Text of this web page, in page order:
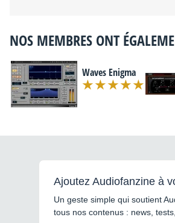
NOS MEMBRES ONT
Waves Enigma
Ajoutez Audiofanzine à
Un geste simple qui soutient
tous nos contenus : news,